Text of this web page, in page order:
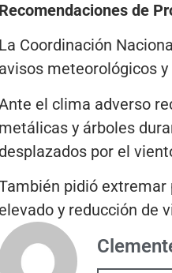
Recomendaciones de
La Coordinación
avisos meteorológicos
el clima adverso
metálicas y árboles
desplazados por el
pidió extremar
elevado y reducción de